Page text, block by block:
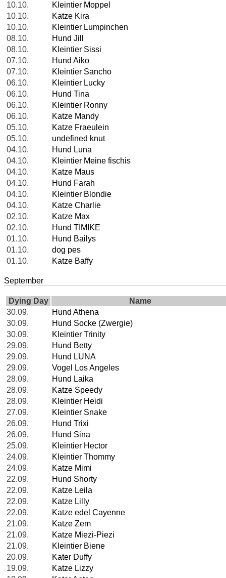
10.10.
Kleintier Moppel
10.10.
Katze Kira
10.10.
Kleintier Lumpinchen
08.10.
Hund Jill
08.10.
Kleintier Sissi
07.10.
Hund Aiko
07.10.
Kleintier Sancho
06.10.
Kleintier Lucky
06.10.
Hund Tina
06.10.
Kleintier Ronny
06.10.
Katze Mandy
05.10.
Katze Fraeulein
05.10.
undefined knut
04.10.
Hund Luna
04.10.
Kleintier Meine fischis
04.10.
Katze Maus
04.10.
Hund Farah
04.10.
Kleintier Blondie
04.10.
Katze Charlie
02.10.
Katze Max
02.10.
Hund TIMIKE
01.10.
Hund Bailys
01.10.
dog pes
01.10.
Katze Baffy
September
Dying Day
Name
30.09.
Hund Athena
30.09.
Hund Socke (Zwergie)
30.09.
Kleintier Trinity
29.09.
Hund Betty
29.09.
Hund LUNA
29.09.
Vogel Los Angeles
28.09.
Hund Laika
28.09.
Katze Speedy
28.09.
Kleintier Heidi
27.09.
Kleintier Snake
26.09.
Hund Trixi
26.09.
Hund Sina
25.09.
Kleintier Hector
24.09.
Kleintier Thommy
24.09.
Katze Mimi
22.09.
Hund Shorty
22.09.
Katze Leila
22.09.
Katze Lilly
22.09.
Katze edel Cayenne
21.09.
Katze Zem
21.09.
Katze Miezi-Piezi
21.09.
Kleintier Biene
20.09.
Kater Duffy
19.09.
Katze Lizzy